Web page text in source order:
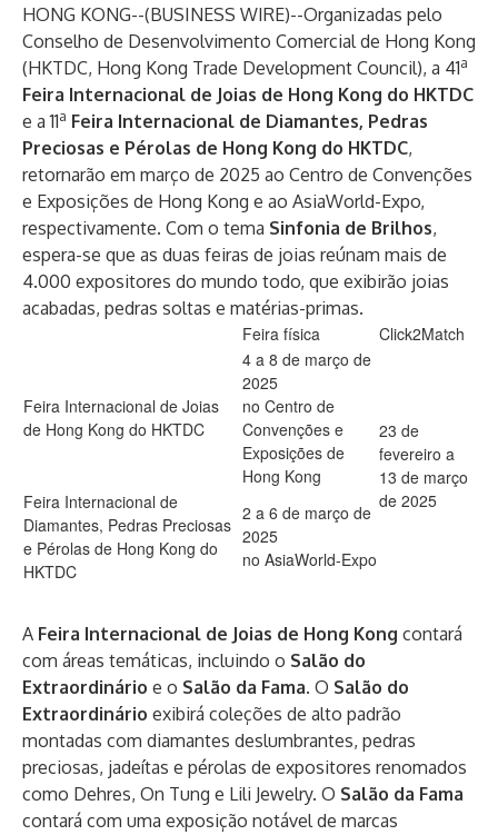
HONG KONG--(BUSINESS WIRE)--Organizadas pelo
Conselho de Desenvolvimento Comercial de Hong Kong
(HKTDC, Hong Kong Trade Development Council), a 41a
Feira Internacional de Joias de Hong Kong do HKTDC
e a 11a Feira Internacional de Diamantes, Pedras
Preciosas e Pérolas de Hong Kong do HKTDC,
retornarão em março de 2025 ao Centro de Convenções
e Exposições de Hong Kong e ao AsiaWorld-Expo,
respectivamente. Com o tema Sinfonia de Brilhos,
espera-se que as duas feiras de joias reúnam mais de
4.000 expositores do mundo todo, que exibirão joias
acabadas, pedras soltas e matérias-primas.
Feira física
Click2Match
Feira Internacional de Joias
de Hong Kong do HKTDC
4 a 8 de março de
2025
no Centro de
Convenções e
Exposições de
Hong Kong
23 de
fevereiro a
13 de março
de 2025
Feira Internacional de
Diamantes, Pedras Preciosas
e Pérolas de Hong Kong do
HKTDC
2 a 6 de março de
2025
no AsiaWorld-Expo
A Feira Internacional de Joias de Hong Kong contará
com áreas temáticas, incluindo o Salão do
Extraordinário e o Salão da Fama. O Salão do
Extraordinário exibirá coleções de alto padrão
montadas com diamantes deslumbrantes, pedras
preciosas, jadeítas e pérolas de expositores renomados
como Dehres, On Tung e Lili Jewelry. O Salão da Fama
contará com uma exposição notável de marcas